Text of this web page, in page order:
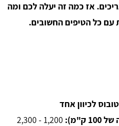
אז כמה זה יעלה לכם ומה
עם כל הטיפים החשובים.
לכיוון אחד
ק"מ):
1,200 - 2,300